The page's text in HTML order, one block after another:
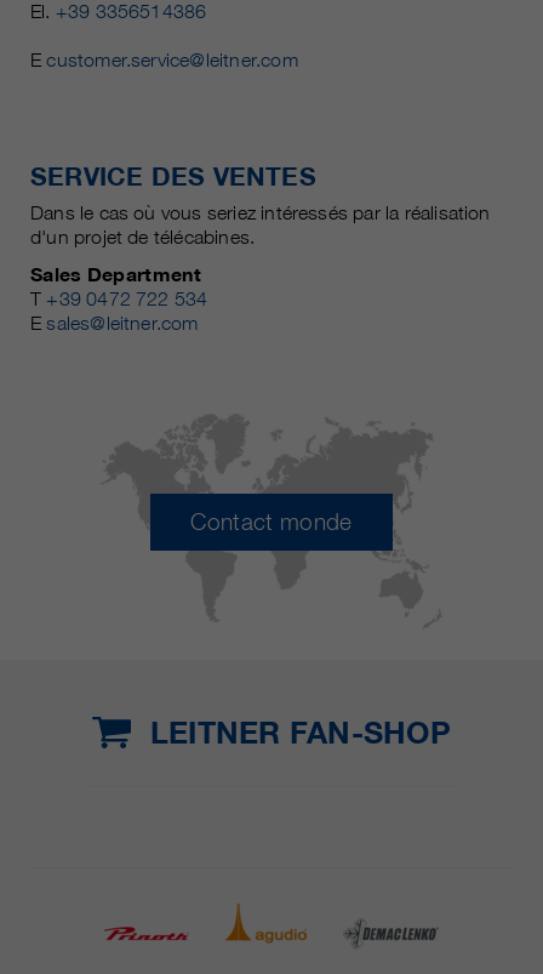
El. +39 3356514386
Ecustomer.service@leitner.com
SERVICE DES VENTES
Dans le cas où vous seriez intéressés par la réalisation
d'un projet de télécabines.
Sales Department
T +39 0472 722 534
Esales@leitner.com
Contact monde
LEITNER FAN-SHOP